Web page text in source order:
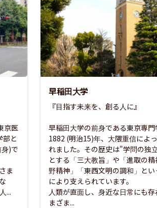
京医
部と
)で
ま
...
早稲田大学
『目指す未来を、創る人に』
早稲田大学の前身である東京専
1882 (明治15)年、大隈重信によ
れました。その歴史は"学問の独
とする「三大教旨」や「進取の
野精神」「東西文明の調和」とい
により支えられています。
人類が直面し、身近な日常にも
まざま...